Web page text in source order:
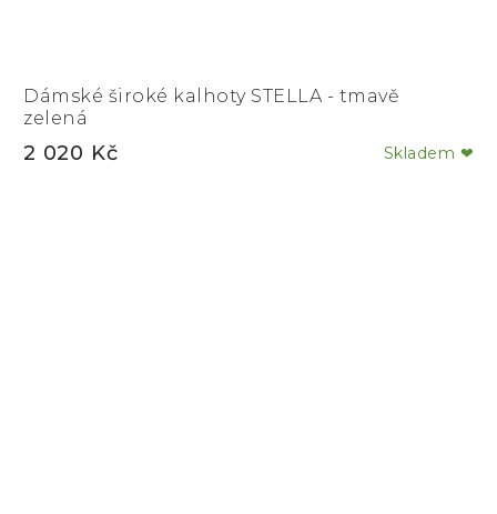
Dámské široké kalhoty STELLA - tmavě
zelená
Skladem ❤
2 020 Kč